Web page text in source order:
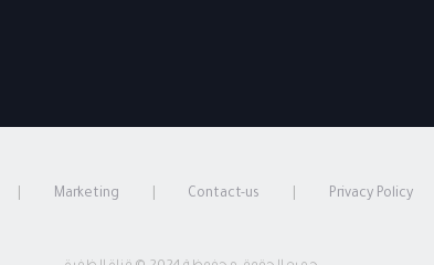
Privacy Policy
Contact-us
Marketing